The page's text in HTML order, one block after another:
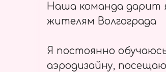
Наша команда дарит
жителям Волгограда
Я постоянно
аэродизайну,